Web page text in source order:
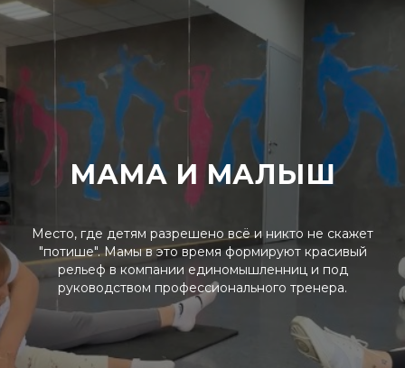
МАМА И МАЛЫШ
Место, где детям разрешено всё и никто не скажет
"потише". Мамы в это время формируют красивый
рельеф в компании единомышленниц и под
руководством профессионального тренера.